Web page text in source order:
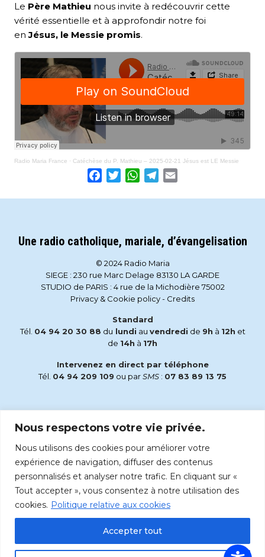
Nous respectons votre vie privée.
Nous utilisons des cookies pour améliorer votre
expérience de navigation, diffuser des contenus
personnalisés et analyser notre trafic. En cliquant sur «
Tout accepter », vous consentez à notre utilisation des
cookies. Politique relative aux cookies
Accepter tout
Le Père Mathieu nous invite à redécouvrir cette
vérité essentielle et à approfondir notre foi
enJésus, le Messie promis.
Radio Maria France · Catéchèse du P. Mathieu – 2025-02-21 Jésus est LE Messie
Facebook
TwitterWhatsApp
Telegram
Une radio catholique, mariale, d’évangelisation
© 2024 Radio Maria
SIEGE : 230 rue Marc Delage 83130 LA GARDE
STUDIO de PARIS : 4 rue de la Michodière 75002
Privacy & Cookie policy- Credits
Standard
Tél. 04 94 20 30 88 du lundi au vendredi de 9h à 12h et
de 14h à 17h
Intervenez en direct par téléphone
Tél. 04 94 209 109 ou parSMS : 07 83 89 13 75
accueil@radiomaria.fr
Écoutez Radio Maria sur :